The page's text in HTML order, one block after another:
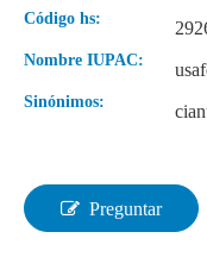
Código hs:
Nombre IUPAC:
Sinónimos:
Preguntar